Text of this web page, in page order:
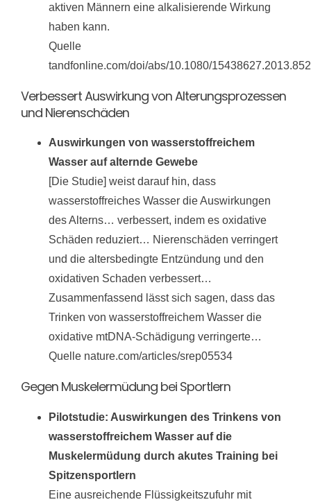
aktiven Männern eine alkalisierende Wirkung
haben kann.
Quelle
tandfonline.com/doi/abs/10.1080/
Verbessert Auswirkung von Alterungsprozessen
und Nierenschäden
Auswirkungen von wasserstoffreichem
Wasser auf alternde Gewebe
[Die Studie] weist darauf hin, dass
wasserstoffreiches Wasser die Auswirkungen
des Alterns… verbessert, indem es oxidative
Schäden reduziert… Nierenschäden verringert
und die altersbedingte Entzündung und den
oxidativen Schaden verbessert…
Zusammenfassend lässt sich sagen, dass das
Trinken von wasserstoffreichem Wasser die
oxidative mtDNA-Schädigung verringerte…
Quelle nature.com/articles/srep05534
Gegen Muskelermüdung bei Sportlern
Pilotstudie: Auswirkungen des Trinkens von
wasserstoffreichem Wasser auf die
Muskelermüdung durch akutes Training bei
Spitzensportlern
Eine ausreichende Flüssigkeitszufuhr mit